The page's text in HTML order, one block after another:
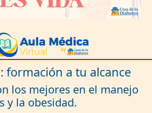
formación a tu alcance
los mejores en el manejo
y la obesidad.